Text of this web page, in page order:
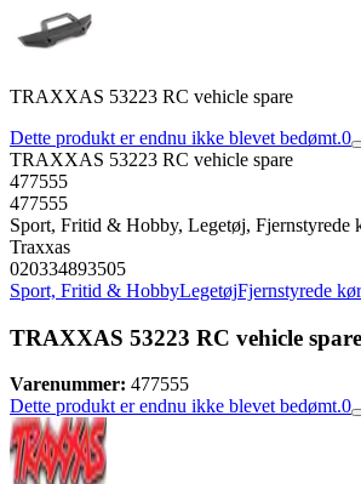
TRAXXAS 53223 RC vehicle spare
Dette produkt er endnu ikke blevet bedømt.0
TRAXXAS 53223 RC vehicle spare
477555
477555
Sport, Fritid & Hobby, Legetøj, Fjernstyrede
Traxxas
020334893505
Sport, Fritid & HobbyLegetøjFjernstyrede
TRAXXAS 53223 RC vehicle spare
Varenummer: 477555
Dette produkt er endnu ikke blevet bedømt.0